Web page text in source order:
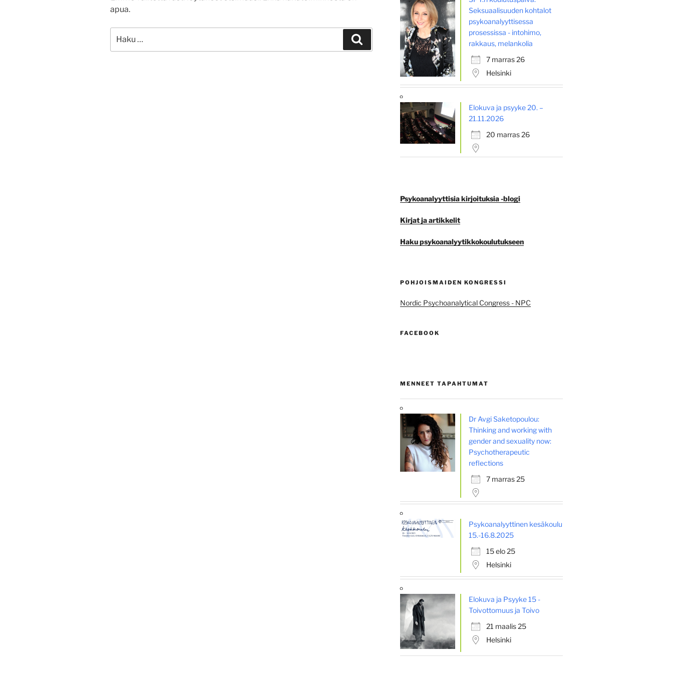
apua.
Seksuaalisuuden kohtalot
psykoanalyyttisessa
prosessissa - intohimo,
rakkaus, melankolia
7 marras 26
Helsinki
Elokuva ja psyyke 20. –
21.11.2026
20 marras 26
Psykoanalyyttisia kirjoituksia -blogi
Kirjat ja artikkelit
Haku psykoanalyytikkokoulutukseen
POHJOISMAIDEN KONGRESSI
Nordic Psychoanalytical Congress - NPC
FACEBOOK
MENNEET TAPAHTUMAT
Dr Avgi Saketopoulou:
Thinking and working with
gender and sexuality now:
Psychotherapeutic
reflections
7 marras 25
Psykoanalyyttinen kesäkoulu
15.-16.8.2025
15 elo 25
Helsinki
Elokuva ja Psyyke 15 -
Toivottomuus ja Toivo
21 maalis 25
Helsinki